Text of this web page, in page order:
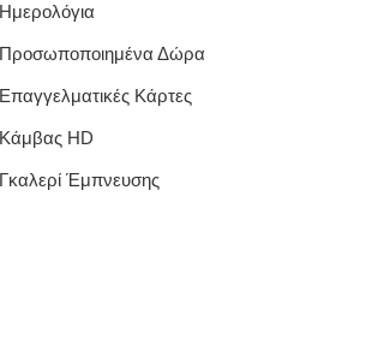
Ημερολόγια
Προσωποποιημένα Δώρα
Επαγγελματικές Κάρτες
Κάμβας HD
Γκαλερί Έμπνευσης